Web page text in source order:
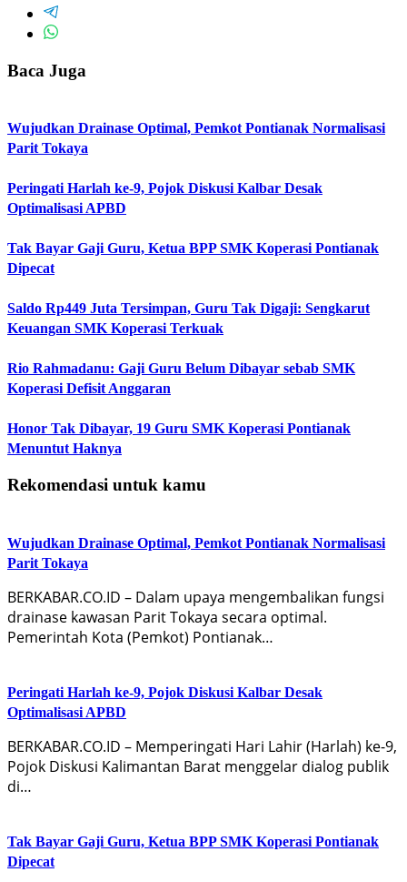
Baca Juga
Wujudkan Drainase Optimal, Pemkot Pontianak Normalisasi
Parit Tokaya
Peringati Harlah ke-9, Pojok Diskusi Kalbar Desak
Optimalisasi APBD
Tak Bayar Gaji Guru, Ketua BPP SMK Koperasi Pontianak
Dipecat
Saldo Rp449 Juta Tersimpan, Guru Tak Digaji: Sengkarut
Keuangan SMK Koperasi Terkuak
Rio Rahmadanu: Gaji Guru Belum Dibayar sebab SMK
Koperasi Defisit Anggaran
Honor Tak Dibayar, 19 Guru SMK Koperasi Pontianak
Menuntut Haknya
Rekomendasi untuk kamu
Wujudkan Drainase Optimal, Pemkot Pontianak Normalisasi
Parit Tokaya
BERKABAR.CO.ID – Dalam upaya mengembalikan fungsi
drainase kawasan Parit Tokaya secara optimal.
Pemerintah Kota (Pemkot) Pontianak…
Peringati Harlah ke-9, Pojok Diskusi Kalbar Desak
Optimalisasi APBD
BERKABAR.CO.ID – Memperingati Hari Lahir (Harlah) ke-9,
Pojok Diskusi Kalimantan Barat menggelar dialog publik
di…
Tak Bayar Gaji Guru, Ketua BPP SMK Koperasi Pontianak
Dipecat